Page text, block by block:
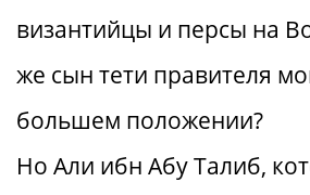
византийцы и персы на
же сын тети правителя
большем положении?
Но Али ибн Абу Талиб,